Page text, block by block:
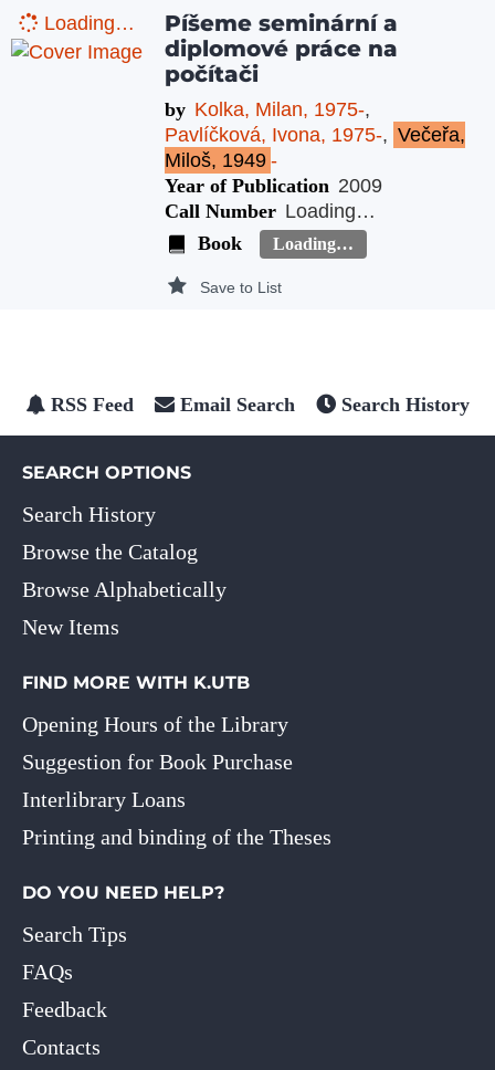
Loading…
Píšeme seminární a
diplomové práce na
počítači
by Kolka, Milan, 1975-,
Pavlíčková, Ivona, 1975-, Večeřa,
Miloš, 1949 -
Year of Publication 2009
Call Number Loading…
Book
Loading…
Save to List
RSS Feed Email Search Search History
SEARCH OPTIONS
Search History
Browse the Catalog
Browse Alphabetically
New Items
FIND MORE WITH K.UTB
Opening Hours of the Library
Suggestion for Book Purchase
Interlibrary Loans
Printing and binding of the Theses
DO YOU NEED HELP?
Search Tips
FAQs
Feedback
Contacts